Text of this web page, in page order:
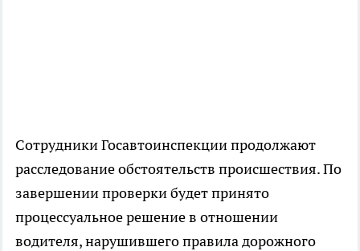
Сотрудники Госавтоинспекции продолжают
расследование обстоятельств происшествия. По
завершении проверки будет принято
процессуальное решение в отношении
водителя, нарушившего правила дорожного